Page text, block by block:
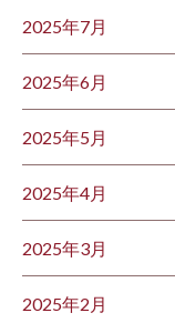
2025年7月
2025年6月
2025年5月
2025年4月
2025年3月
2025年2月